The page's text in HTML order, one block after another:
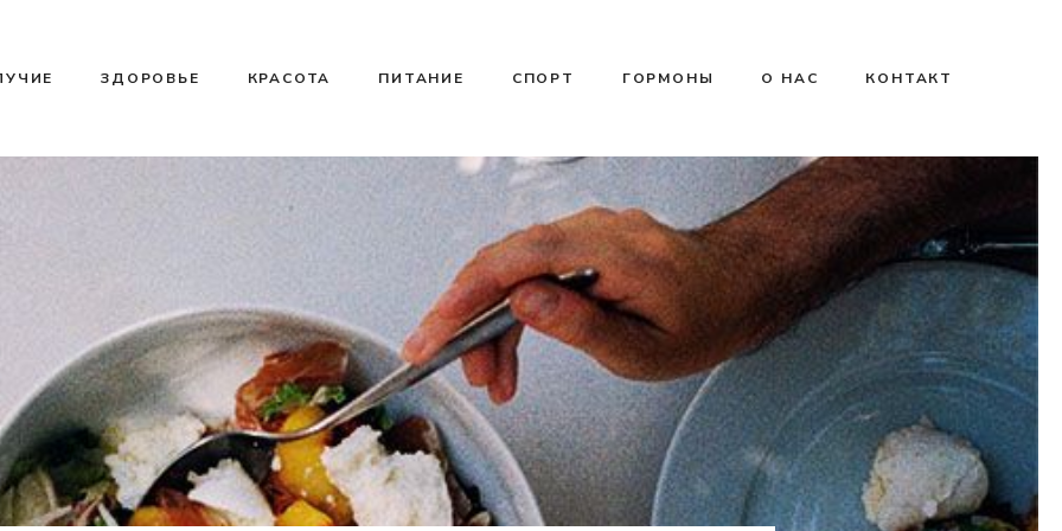
ЗДОРОВЬЕ КРАСОТА ПИТАНИЕ СПОРТ ГОРМОНЫ О НАС КОНТАКТ